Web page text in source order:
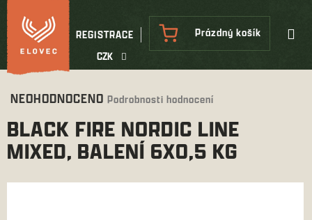
Přejít
na
obsah
CZK
REGISTRACE
NÁKUPNÍ
KOŠÍK
Prázdný košík
Průměrné
produktu
je
0,0
NEOHODNOCENO Podrobnosti hodnocení
BLACK FIRE NORDIC LINE
MIXED, BALENÍ 6X0,5 KG